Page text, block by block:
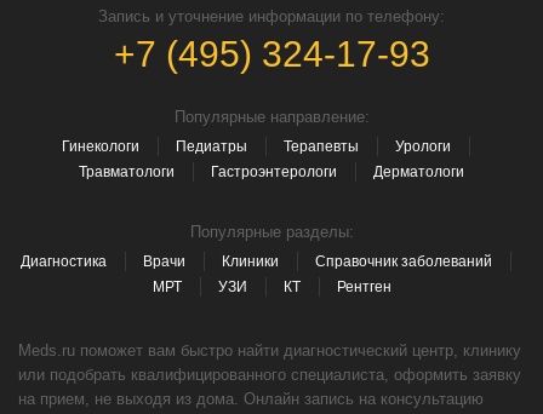
Запись и уточнение информации по телефону:
+7 (495) 324-17-93
Популярные направление:
Гинекологи Педиатры Терапевты
Урологи
Травматологи
Гастроэнтерологи Дерматологи
Популярные разделы:
Диагностика Врачи Клиники
Справочник заболеваний
МРТ
УЗИ КТ Рентген
Meds.ru поможет вам быстро найти диагностический центр, клинику
или подобрать квалифицированного специалиста, оформить заявку
на прием, не выходя из дома. Онлайн запись на консультацию